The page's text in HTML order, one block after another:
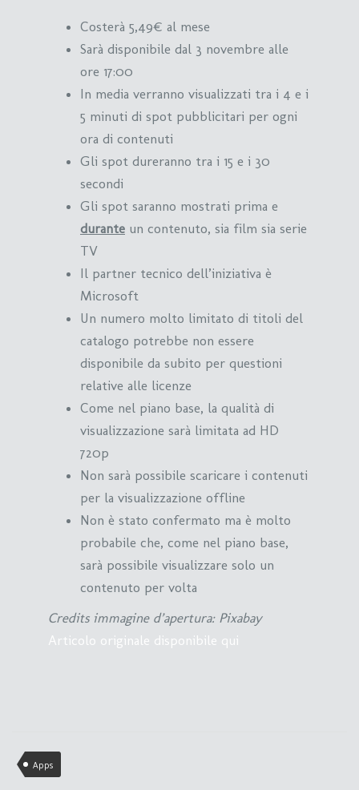
Costerà 5,49€ al mese
Sarà disponibile dal 3 novembre alle
ore 17:00
In media verranno visualizzati tra i 4 e i
5 minuti di spot pubblicitari per ogni
ora di contenuti
Gli spot dureranno tra i 15 e i 30
secondi
Gli spot saranno mostrati prima e
durante un contenuto, sia film sia serie
TV
Il partner tecnico dell’iniziativa è
Microsoft
Un numero molto limitato di titoli del
catalogo potrebbe non essere
disponibile da subito per questioni
relative alle licenze
Come nel piano base, la qualità di
visualizzazione sarà limitata ad HD
720p
Non sarà possibile scaricare i contenuti
per la visualizzazione offline
Non è stato confermato ma è molto
probabile che, come nel piano base,
sarà possibile visualizzare solo un
contenuto per volta
Credits immagine d’apertura: Pixabay
Articolo originale disponibile qui
Apps